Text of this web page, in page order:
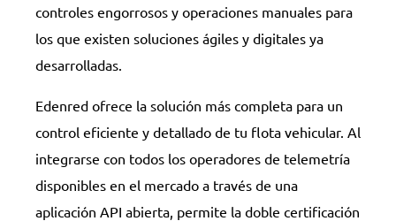
controles engorrosos y operaciones manuales para
los que existen soluciones ágiles y digitales ya
desarrolladas.
Edenred ofrece la solución más completa para un
control eficiente y detallado de tu flota vehicular. Al
integrarse con todos los operadores de telemetría
disponibles en el mercado a través de una
aplicación API abierta, permite la doble certificación